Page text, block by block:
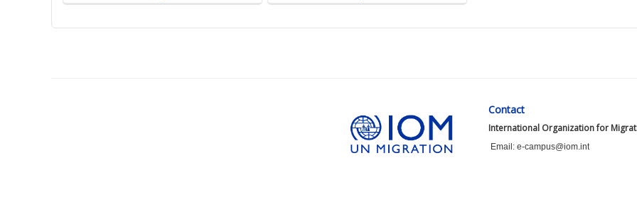
Contact
International Organization for
Email: e-campus@iom.int